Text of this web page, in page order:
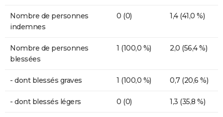
Nombre de personnes
indemnes
0 (0) 1,4 (41,0 %)
Nombre de personnes
blessées
1 (100,0 %) 2,0 (56,4 %)
- dont blessés graves 1 (100,0 %) 0,7 (20,6 %)
- dont blessés légers 0 (0) 1,3 (35,8 %)